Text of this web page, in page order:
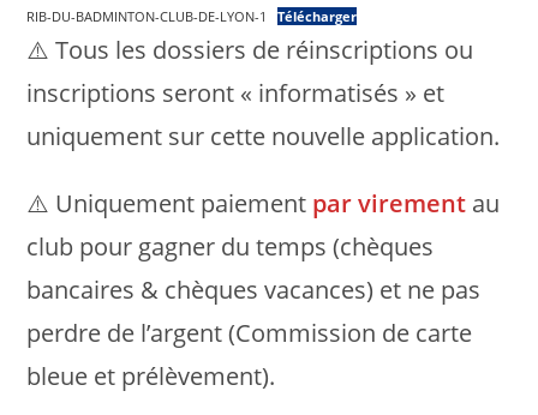
RIB-DU-BADMINTON-CLUB-DE-LYON-1 Télécharger
⚠️ Tous les dossiers de réinscriptions ou
inscriptions seront « informatisés » et
uniquement sur cette nouvelle application.
⚠️ Uniquement paiement par virement au
club pour gagner du temps (chèques
bancaires & chèques vacances) et ne pas
perdre de l’argent (Commission de carte
bleue et prélèvement).